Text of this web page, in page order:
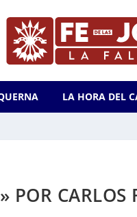
LA HORA DEL
POR CARLOS